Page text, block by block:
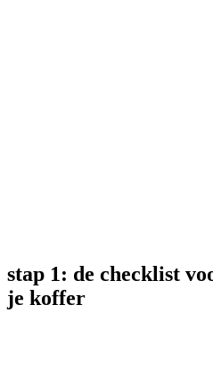
stap 1: de checklist
je koffer